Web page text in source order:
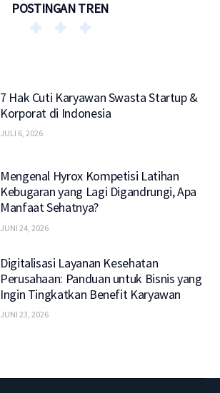
POSTINGAN TREN
7 Hak Cuti Karyawan Swasta Startup &
Korporat di Indonesia
JULI 6, 2026
Mengenal Hyrox Kompetisi Latihan
Kebugaran yang Lagi Digandrungi, Apa
Manfaat Sehatnya?
JUNI 24, 2026
Digitalisasi Layanan Kesehatan
Perusahaan: Panduan untuk Bisnis yang
Ingin Tingkatkan Benefit Karyawan
JUNI 23, 2026